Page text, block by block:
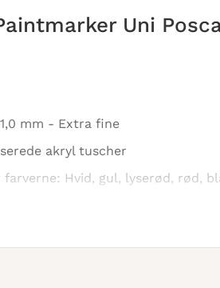
Uni
mm - Extra fine
akryl tuscher
farverne: Hvid, gul, lyserød, rød,
dækkeevne!